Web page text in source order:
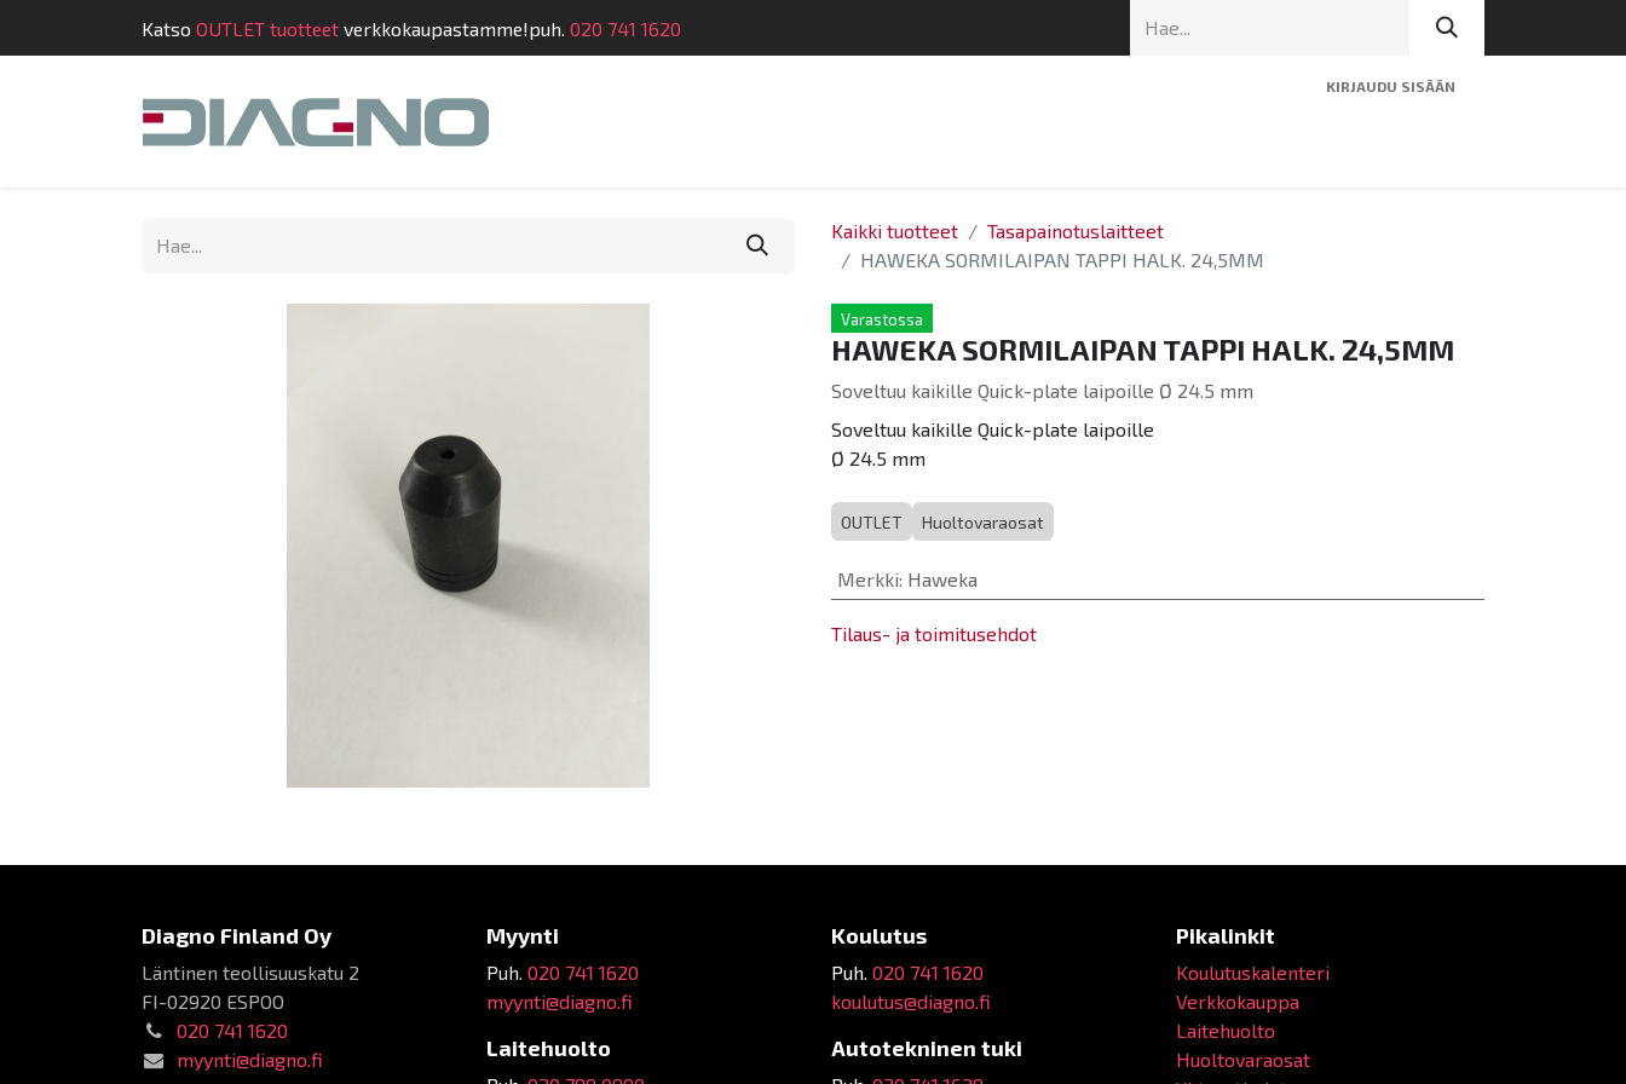
Katso OUTLET tuotteet verkkokaupastamme!puh. 020 741 1620
KIRJAUDU SISÄÄN
Kauppa Suunnittelu
Kaikki tuotteet
Tasapainotuslaitteet
HAWEKA SORMILAIPAN TAPPI HALK. 24,5MM
Varastossa
HAWEKA SORMILAIPAN TAPPI HALK. 24,5MM
Soveltuu kaikille Quick-plate laipoille Ø 24.5 mm
Soveltuu kaikille Quick-plate laipoille
Ø 24.5 mm
OUTLET Huoltovaraosat
Merkki: Haweka
Tilaus- ja toimitusehdot
Diagno Finland Oy
Läntinen teollisuuskatu 2
FI-02920 ESPOO
020 741 1620
myynti@diagno.fi
Myynti
Puh. 020 741 1620
myynti@diagno.fi
Laitehuolto
Koulutus
Puh. 020 741 1620
koulutus@diagno.fi
Autotekninen tuki
Pikalinkit
Koulutuskalenteri
Verkkokauppa
Laitehuolto
Huoltovaraosat